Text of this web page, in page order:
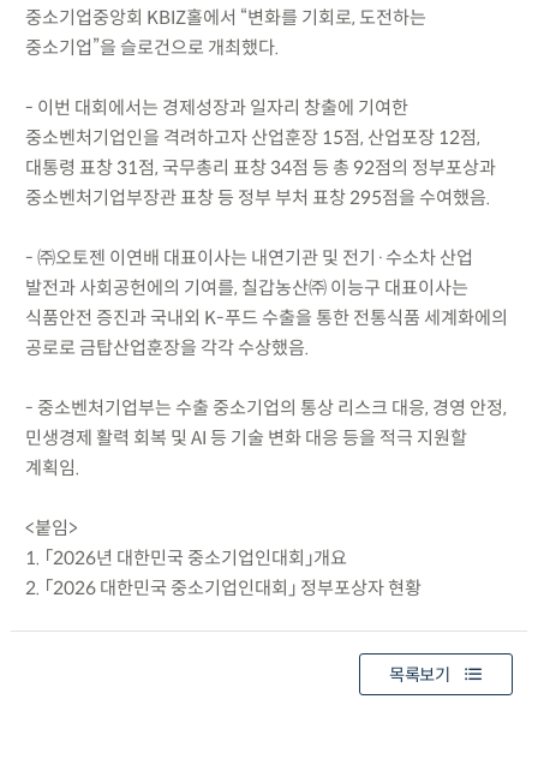
중소기업중앙회 KBIZ홀에서 “변화를 기회로, 도전하는
중소기업”을 슬로건으로 개최했다.
- 이번 대회에서는 경제성장과 일자리 창출에 기여한
중소벤처기업인을 격려하고자 산업훈장 15점, 산업포장 12점,
대통령 표창 31점, 국무총리 표창 34점 등 총 92점의 정부포상과
중소벤처기업부장관 표창 등 정부 부처 표창 295점을 수여했음.
- ㈜오토젠 이연배 대표이사는 내연기관 및 전기·수소차 산업
발전과 사회공헌에의 기여를, 칠갑농산㈜ 이능구 대표이사는
식품안전 증진과 국내외 K-푸드 수출을 통한 전통식품 세계화에의
공로로 금탑산업훈장을 각각 수상했음.
- 중소벤처기업부는 수출 중소기업의 통상 리스크 대응, 경영 안정,
민생경제 활력 회복 및 AI 등 기술 변화 대응 등을 적극 지원할
계획임.
<붙임>
1. 「2026년 대한민국 중소기업인대회」개요
2. 「2026 대한민국 중소기업인대회」 정부포상자 현황
목록보기